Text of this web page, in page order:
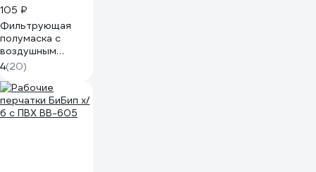
105 ₽
Фильтрующая
полумаска с
воздушным
клапаном Biber
БИБЕР 96204 FFP1
тов-205897
4(20)